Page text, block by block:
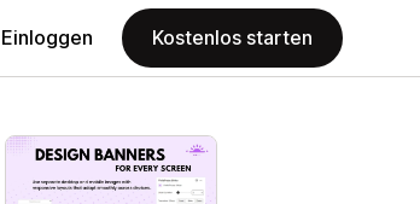
Einloggen Kostenlos starten